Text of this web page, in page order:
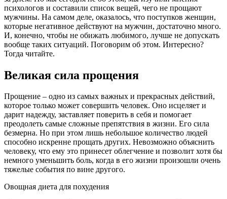
психологов и составили список вещей, чего не прощают
мужчины. На самом деле, оказалось, что поступков женщин,
которые негативное действуют на мужчин, достаточно много.
И, конечно, чтобы не обижать любимого, лучше не допускать
вообще таких ситуаций. Поговорим об этом. Интересно?
Тогда читайте.
Великая сила прощения
Прощение – одно из самых важных и прекрасных действий,
которое только может совершить человек. Оно исцеляет и
дарит надежду, заставляет поверить в себя и помогает
преодолеть самые сложные препятствия в жизни. Его сила
безмерна. Но при этом лишь небольшое количество людей
способно искренне прощать других. Невозможно объяснить
человеку, что ему это принесет облегчение и позволит хотя бы
немного уменьшить боль, когда в его жизни произошли очень
тяжелые события по вине другого.
Овощная диета для похудения